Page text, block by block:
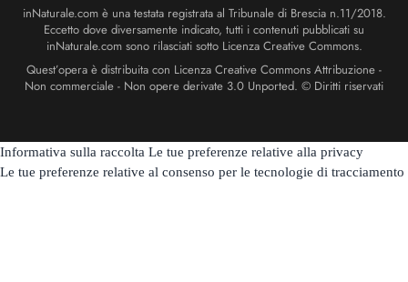
inNaturale.com è una testata registrata al Tribunale di Brescia n.11/2018.
Eccetto dove diversamente indicato, tutti i contenuti pubblicati su
inNaturale.com sono rilasciati sotto Licenza Creative Commons.
Quest’opera è distribuita con Licenza Creative Commons Attribuzione -
Non commerciale - Non opere derivate 3.0 Unported. © Diritti riservati
Informativa sulla raccolta Le tue preferenze relative alla privacy
Le tue preferenze relative al consenso per le tecnologie di tracciamento